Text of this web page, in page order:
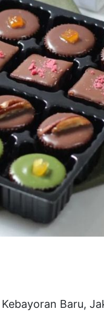
Baru,